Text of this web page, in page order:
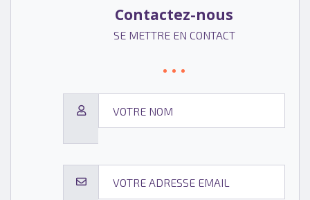
Contactez-nous
SE METTRE EN CONTACT